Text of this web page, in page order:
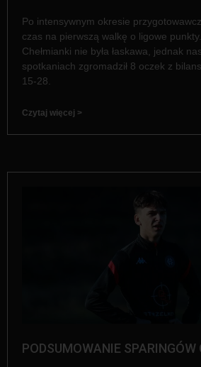
Po intensywnym okresie
czas na pierwszą walkę o ligowe
Chełmianki nie była łaskawa, jednak
spotkaniach zgromadził 8 oczek z
15-28.
Czytaj więcej >
PODSUMOWANIE SPARINGÓW